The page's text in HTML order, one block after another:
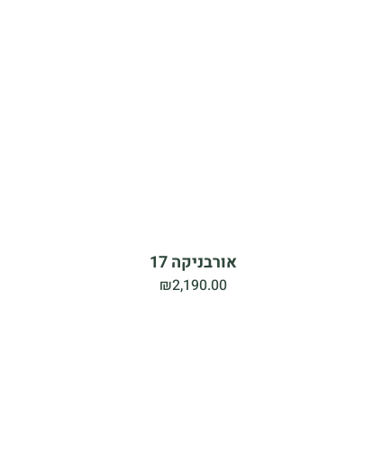
אורבניקה 17
₪2,190.00